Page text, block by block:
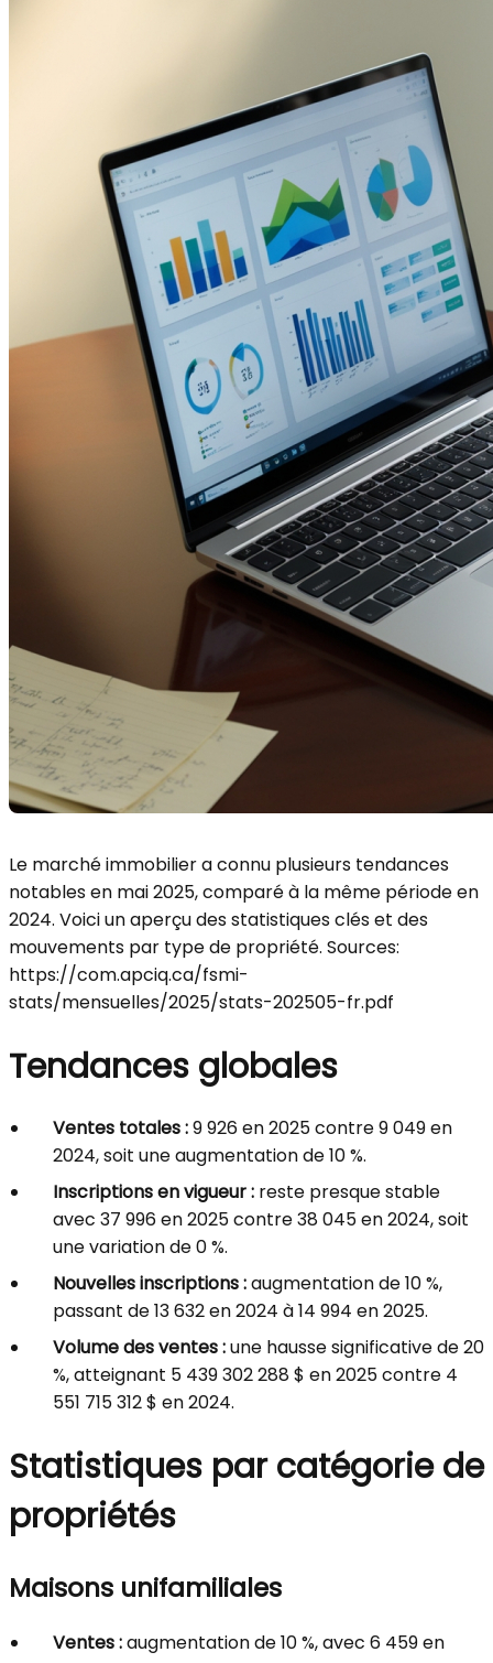
Le marché immobilier a connu plusieurs tendances
notables en mai 2025, comparé à la même période en
2024. Voici un aperçu des statistiques clés et des
mouvements par type de propriété. Sources:
https://com.apciq.ca/fsmi-
stats/mensuelles/2025/stats-202505-fr.pdf
Tendances globales
Ventes totales :9 926 en 2025 contre 9 049 en
2024, soit une augmentation de 10 %.
Inscriptions en vigueur : reste presque stable
avec 37 996 en 2025 contre 38 045 en 2024, soit
une variation de 0 %.
Nouvelles inscriptions :augmentation de 10 %,
passant de 13 632 en 2024 à 14 994 en 2025.
Volume des ventes :une hausse significative de 20
%, atteignant 5 439 302 288 $ en 2025 contre 4
551 715 312 $ en 2024.
Statistiques par catégorie de
propriétés
Maisons unifamiliales
Ventes :augmentation de 10 %, avec 6 459 en